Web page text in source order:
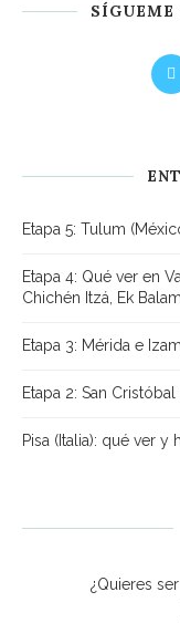
SÍGUEME
Etapa 5: Tulum
Etapa 4: Qué ver en
Chichén Itzá, Ek
Etapa 3: Mérida e
Etapa 2: San
Pisa (Italia): qué ver y
¿Quieres